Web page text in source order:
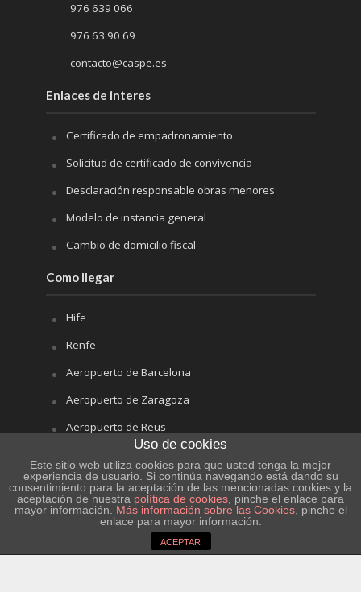
976 639 066
976 63 90 69
contacto@caspe.es
Enlaces de interes
Certificado de empadronamiento
Solicitud de certificado de convivencia
Desclaración responsable obras menores
Modelo de instancia general
Cambio de domicilio fiscal
Como llegar
Hife
Renfe
Aeropuerto de Barcelona
Aeropuerto de Zaragoza
Aeropuerto de Reus
El tiempo
Uso de cookies
Este sitio web utiliza cookies para que usted tenga la mejor
experiencia de usuario. Si continúa navegando está dando su
consentimiento para la aceptación de las mencionadas cookies y la
aceptación de nuestra política de cookies , pinche el enlace para
mayor información.
Más información sobre las Cookies, pinche el
enlace para mayor información.
ACEPTAR